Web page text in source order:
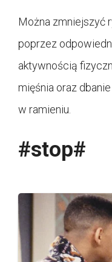
Można zmniejszyć
poprzez
aktywnością
mięśnia oraz
w ramieniu.
#stop#